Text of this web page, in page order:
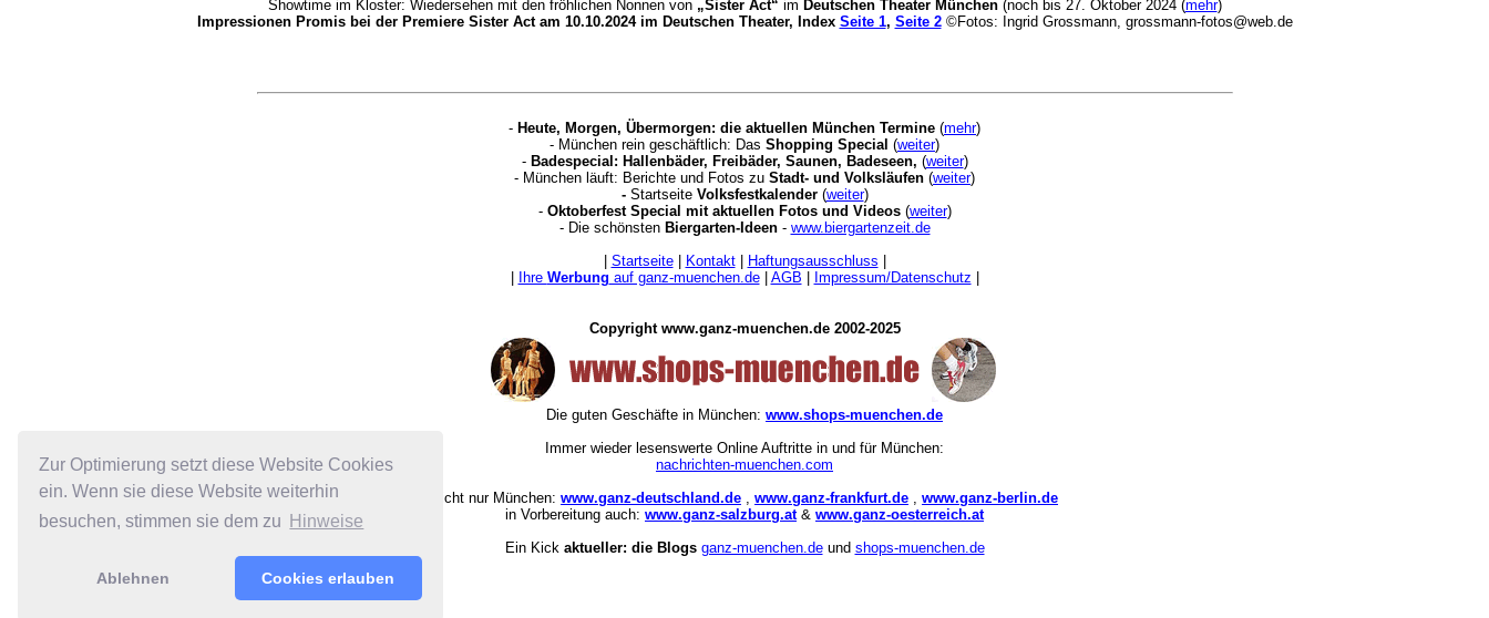
Zur Optimierung setzt diese Website Cookies
ein. Wenn sie diese Website weiterhin
besuchen, stimmen sie dem zu
Hinweise
Ablehnen Cookies erlauben
Showtime im Kloster: Wiedersehen mit den fröhlichen Nonnen von „Sister Act“ im Deutschen Theater München(noch bis 27. Oktober 2024 (mehr)
Impressionen Promis bei der Premiere Sister Act am 10.10.2024 im Deutschen Theater, Index Seite 1, Seite 2©Fotos: Ingrid Grossmann, grossmann-fotos@web.de
- Heute, Morgen, Übermorgen: die aktuellen München Termine (mehr)
- München rein geschäftlich: Das Shopping Special (weiter)
- Badespecial: Hallenbäder, Freibäder, Saunen, Badeseen, (weiter)
- München läuft: Berichte und Fotos zu Stadt- und Volksläufen (weiter)
- Startseite Volksfestkalender (weiter)
- Oktoberfest Special mit aktuellen Fotos und Videos (weiter)
- Die schönsten Biergarten-Ideen- www.biergartenzeit.de
Startseite Kontakt| Haftungsausschluss
Ihre Werbung auf ganz-muenchen.de| AGB Impressum/Datenschutz
Copyright www.ganz-muenchen.de 2002-2025
Die guten Geschäfte in München: www.shops-muenchen.de
Immer wieder lesenswerte Online Auftritte in und für München:
nachrichten-muenchen.com
Nicht nur München: www.ganz-deutschland.de , www.ganz-frankfurt.de , www.ganz-berlin.de
in Vorbereitung auch: www.ganz-salzburg.at& www.ganz-oesterreich.at
Ein Kick aktueller: die Blogs ganz-muenchen.deund shops-muenchen.de